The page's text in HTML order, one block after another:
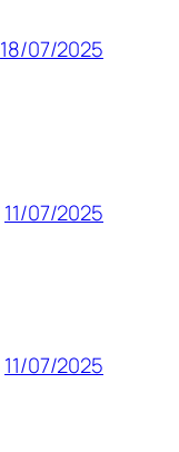
18/07/2025
11/07/2025
11/07/2025